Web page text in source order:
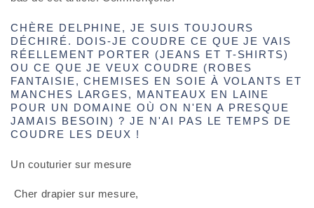
CHÈRE DELPHINE, JE SUIS TOUJOURS
DÉCHIRÉ. DOIS-JE COUDRE CE QUE JE VAIS
RÉELLEMENT PORTER (JEANS ET T-SHIRTS)
OU CE QUE JE VEUX COUDRE (ROBES
FANTAISIE, CHEMISES EN SOIE À VOLANTS ET
MANCHES LARGES, MANTEAUX EN LAINE
POUR UN DOMAINE OÙ ON N'EN A PRESQUE
JAMAIS BESOIN) ? JE N'AI PAS LE TEMPS DE
COUDRE LES DEUX !
Un couturier sur mesure
Cher drapier sur mesure,